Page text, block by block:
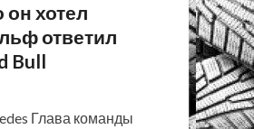
хотел
ответил
Bull
Глава команды